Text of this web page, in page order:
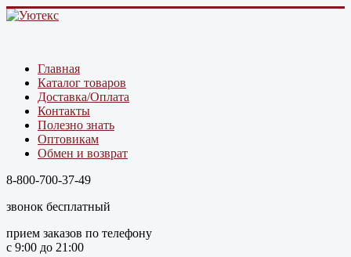
Главная
Каталог товаров
Доставка/Оплата
Контакты
Полезно знать
Оптовикам
Обмен и возврат
8-800-700-37-49
звонок бесплатный
прием заказов по телефону
с 9:00 до 21:00